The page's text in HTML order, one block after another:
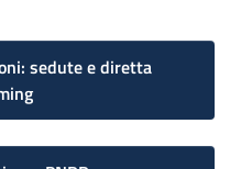
sedute e diretta